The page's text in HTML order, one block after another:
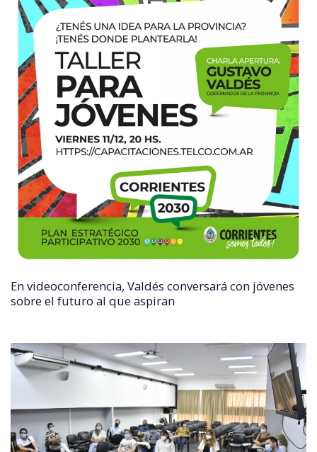
En videoconferencia, Valdés conversará con jóvenes
sobre el futuro al que aspiran